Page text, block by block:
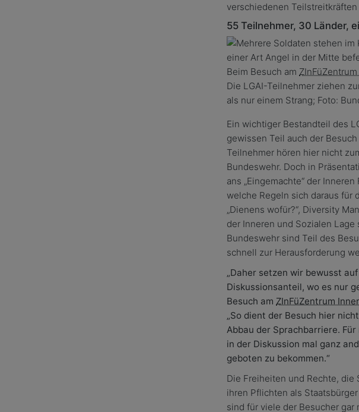
verschiedenen Teilstreitkräften
55 Teilnehmer, 30 Länder,
Beim Besuch am ZInFü
Die LGAI-Teilnehmer ziehen
als nur einem Strang; Foto:
Ein wichtiger Bestandteil des
gewissen Teil auch der Besuch
Teilnehmer hören hier nicht
Bundeswehr. Doch in
ans „Eingemachte“ der
welche Regeln sich daraus für
„Dienens wofür?“, Diversity
der Inneren und Sozialen
Bundeswehr sind Teil des
schnell zur Herausforderung
„Daher setzen wir bewusst
Diskussionsanteil, wo es nur
Besuch am ZInFüZentrum
„So dient der Besuch hier
Abbau der Sprachbarriere.
in der Diskussion mal ganz
geboten zu bekommen.“
Die Freiheiten und Rechte,
ihren Pflichten als
sind für viele der Besucher